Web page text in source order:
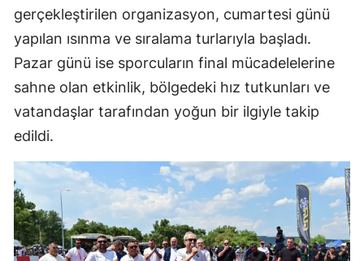
gerçekleştirilen organizasyon, cumartesi günü
yapılan ısınma ve sıralama turlarıyla başladı.
Pazar günü ise sporcuların final mücadelelerine
sahne olan etkinlik, bölgedeki hız tutkunları ve
vatandaşlar tarafından yoğun bir ilgiyle takip
edildi.